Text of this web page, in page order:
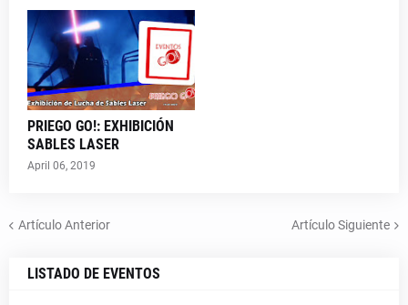
PRIEGO GO!: EXHIBICIÓN
SABLES LASER
April 06, 2019
Artículo Anterior Artículo Siguiente
LISTADO DE EVENTOS